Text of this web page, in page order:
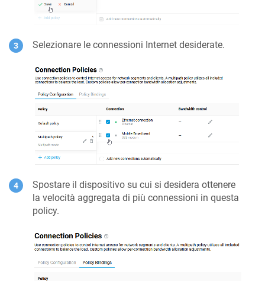
Selezionare le connessioni Internet desiderate.
Spostare il dispositivo su cui si desidera ottenere
la velocità aggregata di più connessioni in questa
policy.